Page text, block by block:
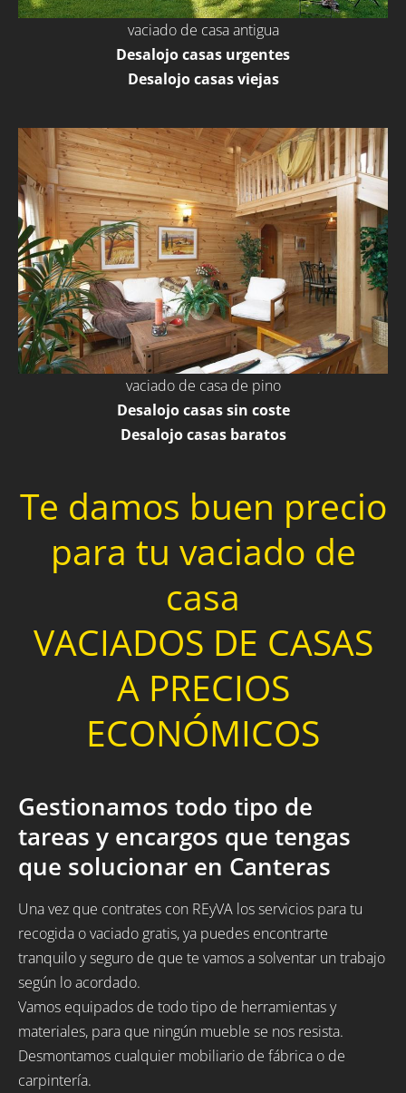
vaciado de casa antigua
Desalojo casas urgentes
Desalojo casas viejas
vaciado de casa de pino
Desalojo casas sin coste
Desalojo casas baratos
Te damos buen precio
para tu vaciado de
casa
VACIADOS DE CASAS
A PRECIOS
ECONÓMICOS
Gestionamos todo tipo de
tareas y encargos que tengas
que solucionar en Canteras
Una vez que contrates con REyVA los servicios para tu
recogida o vaciado gratis, ya puedes encontrarte
tranquilo y seguro de que te vamos a solventar un trabajo
según lo acordado.
Vamos equipados de todo tipo de herramientas y
materiales, para que ningún mueble se nos resista.
Desmontamos cualquier mobiliario de fábrica o de
carpintería.